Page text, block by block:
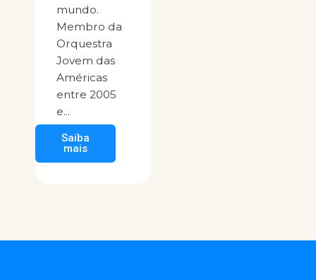
mundo.
Membro da
Orquestra
Jovem das
Américas
entre 2005
e...
Saiba
mais